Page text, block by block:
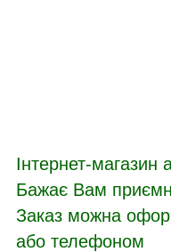
Інтернет-магазин
Бажає Вам
Заказ можна
або телефоном